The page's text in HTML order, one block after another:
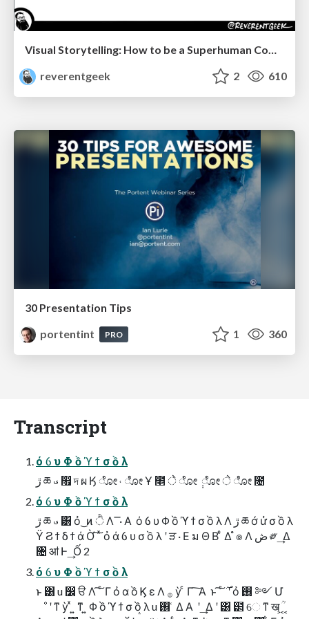
Visual Storytelling: How to be a Superhuman Communicator
reverentgeek
2 610
30 Presentation Tips
portentint
PRO 1 360
Transcript
ό ỽ υ Φ ồ ϓ ϯ σ ồ λ
ڙ ཆ ࣉ ඿ দ ผ Ӄ ೋ ˓ ೋ Ұ ೥ े ೋ ݄ ೋ े ೋ ೔
ό ỽ υ Φ ồ ϓ ϯ σ ồ λ
ڙ ཆ ࣉ ͸ ỏ ͜ ͷ ੈ Λ ͞ · Α ͏ ό ỽ υ Φ ồ ϓ ϯ σ ồ λ Λ ڙ ཆ ớ ử σ ồ λ
Ϋ Ϩ ϯ δ ϯ ά Ờ ͠ ͯ ỏ ά ỽ υ σ ồ λ ʹ ੜ · Ε ม Θ Β ͤ Δ ํ ๏ Λ ڞ ༗ ͢ Δ
৔ ॴ Ͱ ͢ Ố 2
ό ỽ υ Φ ồ ϓ ϯ σ ồ λ
ͱ ͸ u ෼ ੳ Λ ͠ ͨ Γ ỏ α ồ Ϗ ε Λ ࡞ ỳ ͨ Γ ͠ Α ͏ ͱ ͠ ͨ ࣌ ʹ ỏ ࢖ ༻ Մ
ೳ ʹ ͳ ỳ ͯ ͍ ͳ ͍ Φ ồ ϓ ϯ σ ồ λ u ࢖ ͑ Δ Α ͏ ʹ ͢ Δ ʹ ͸ ๲ େ ͳ ख ؒ ͕ ͔ ͔